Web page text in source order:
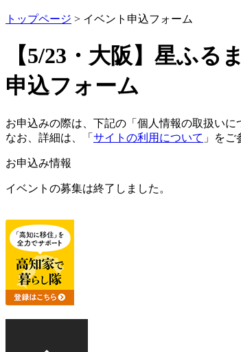
トップページ > イベント申込フォーム
【5/23・大阪】星ふる
申込フォーム
お申込みの際は、下記の「個人情報の取扱い
なお、詳細は、「 サイトの利用について 」をご
お申込み情報
イベントの募集は終了しました。